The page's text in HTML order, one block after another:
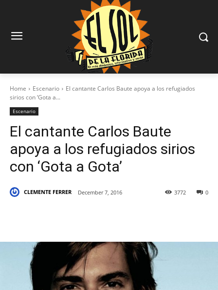
Home Escenario
El cantante Carlos Baute apoya a los refugiados
sirios con ‘Gota a...
Escenario
El cantante Carlos Baute
apoya a los refugiados sirios
con ‘Gota a Gota’
CLEMENTE FERRER December 7, 2016 0
3772